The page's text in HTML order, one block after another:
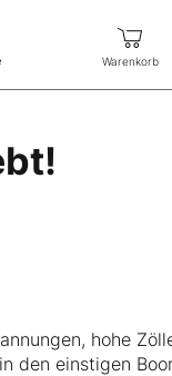
Warenkorb
hohe
den einstigen